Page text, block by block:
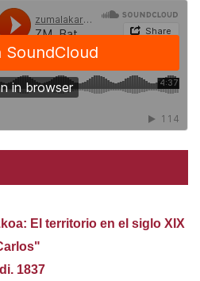
El territorio en el siglo XIX
1837